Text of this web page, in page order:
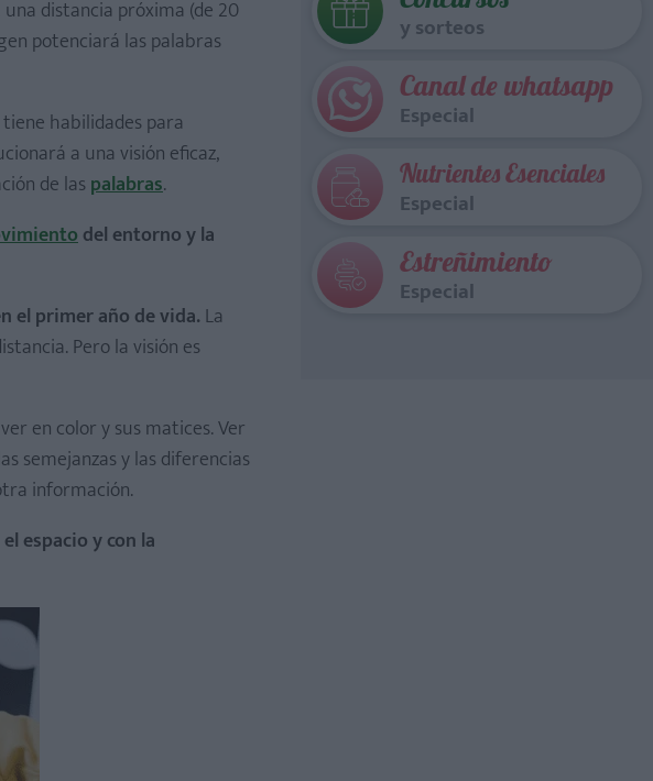
distancia próxima (de 20
potenciará las palabras
habilidades para
a una visión eficaz,
de las palabras.
del entorno y la
el primer año de vida. La
Pero la visión es
en color y sus matices. Ver
semejanzas y las diferencias
información.
espacio y con la
y sorteos
Canal de whatsapp
Especial
Nutrientes Esenciales
Especial
Estreñimiento
Especial